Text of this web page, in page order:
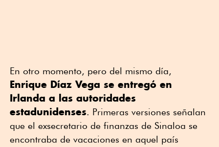
En otro momento, pero del mismo día,
Enrique Díaz Vega se entregó en
Irlanda a las autoridades
estadunidenses. Primeras versiones señalan
que el exsecretario de finanzas de Sinaloa se
encontraba de vacaciones en aquel país